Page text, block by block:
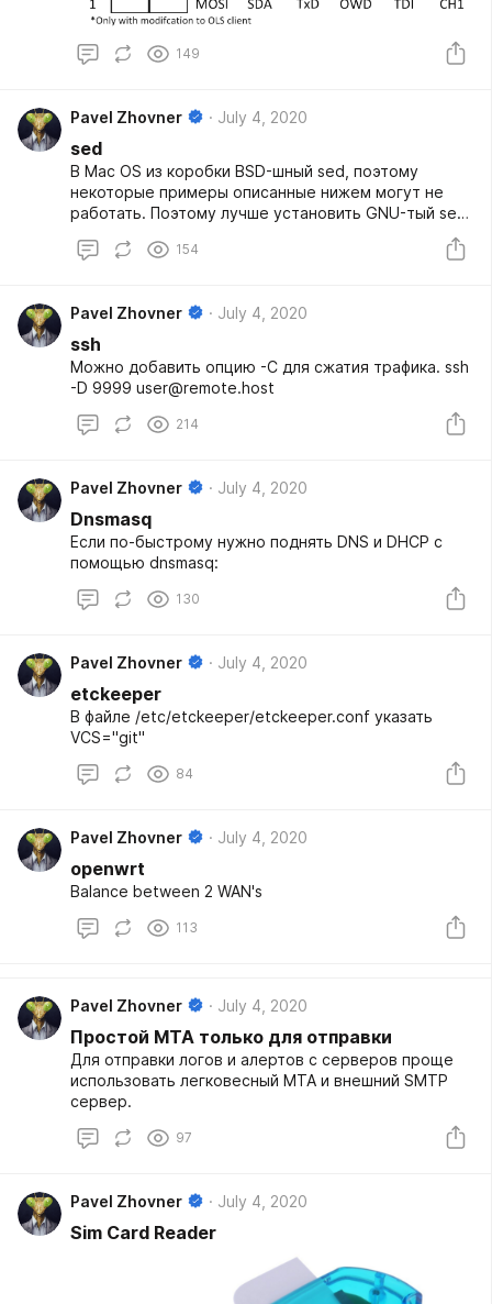
149
Pavel Zhovner July 4, 2020
sed
В Mac OS из коробки BSD-шный sed, поэтому
некоторые примеры описанные нижем могут не
работать. Поэтому лучше установить GNU-тый sed:
154
Pavel Zhovner July 4, 2020
ssh
Можно добавить опцию -C для сжатия трафика. ssh
-D 9999 user@remote.host
214
Pavel Zhovner July 4, 2020
Dnsmasq
Если по-быстрому нужно поднять DNS и DHCP c
помощью dnsmasq:
130
Pavel Zhovner July 4, 2020
etckeeper
В файле /etc/etckeeper/etckeeper.conf указать
VCS="git"
84
Pavel Zhovner July 4, 2020
openwrt
Balance between 2 WAN's
113
Pavel Zhovner July 4, 2020
Простой MTA только для отправки
Для отправки логов и алертов с серверов проще
использовать легковесный MTA и внешний SMTP
сервер.
97
Pavel Zhovner July 4, 2020
Sim Card Reader